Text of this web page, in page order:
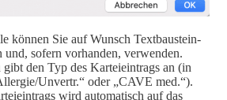
können Sie auf Wunsch Textbaustein-
und, sofern vorhanden, verwenden.
den Typ des Karteieintrags an (in
Unvertr.“ oder „CAVE med.“).
wird automatisch auf das